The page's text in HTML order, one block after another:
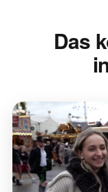
Das